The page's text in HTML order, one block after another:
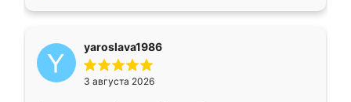
yaroslava1986
3 августа 2026